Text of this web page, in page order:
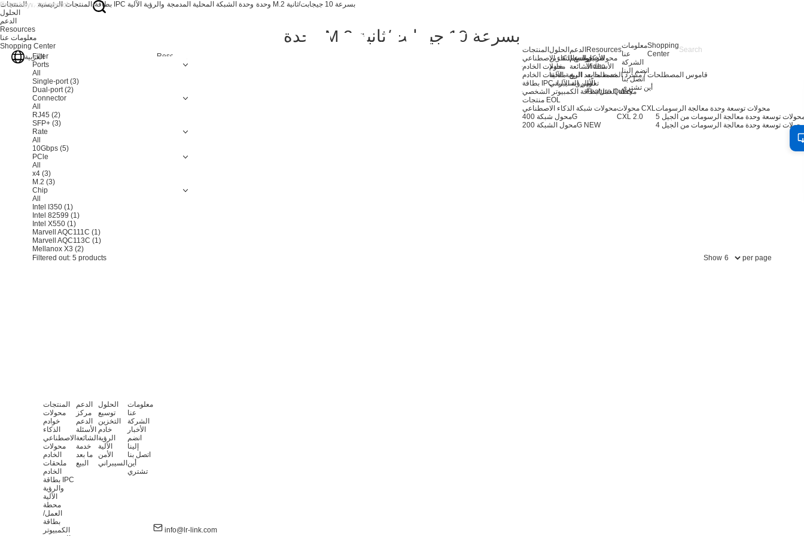
المنتجات
محولات خوادم الذكاء الاصطناعي
محولات الخادم
ملحقات الخادم
بطاقة IPC والرؤية الآلية
محطة العمل/بطاقة الكمبيوتر الشخصي
منتجات EOL
محولات شبكة الذكاء الاصطناعي
محول شبكة 400G
محول الشبكة 200G NEW
محولات CXL
CXL 2.0
محولات توسعة وحدة معالجة الرسومات
توسعة وحدة معالجة الرسومات من الجيل 4
الحلول
توسيع التخزين
خادم
الرؤية الآلية
الأمن السيبراني
الدعم
مركز الدعم
الأسئلة الشائعة
خدمة ما بعد البيع
Resources
الأخبار
Video
قاموس المصطلحات / مسرد المصطلحات
تعلّم
Feature Query
معلومات
عنا
الشركة
انضم إلينا
اتصل بنا
أين تشتري
Shopping
Center
المنتجات
الحلول
الدعم
Resources
معلومات عنا
Shopping Center
العربية
الرئيسية المنتجات بطاقة IPC والرؤية الآلية وحدة الشبكة المحلية المدمجة وحدة M.2 بسرعة 10 جيجابت/ثانية
وحدة M.2 بسرعة 10 جيجابت/ثانية
Filter
Resetting
Ports
All
Single-port (3)
Dual-port (2)
Connector
All
RJ45 (2)
SFP+ (3)
Rate
All
10Gbps (5)
PCle
All
x4 (3)
M.2 (3)
Chip
All
Intel I350 (1)
Intel 82599 (1)
Intel X550 (1)
Marvell AQC111C (1)
Marvell AQC113C (1)
Mellanox X3 (2)
Filtered out: 5 products Show per page
المنتجات
محولات
خوادم
الذكاء
الاصطناعي
محولات
الخادم
ملحقات
الخادم
بطاقة IPC
والرؤية
الآلية
محطة
العمل/
بطاقة
الكمبيوتر
الدعم
مركز
الدعم
الأسئلة
الشائعة
خدمة
ما بعد
البيع
الحلول
توسيع
التخزين
خادم
الرؤية
الآلية
الأمن
السيبراني
معلومات
عنا
الشركة
الأخبار
انضم
إلينا
اتصل بنا
أين
تشتري
info@lr-link.com